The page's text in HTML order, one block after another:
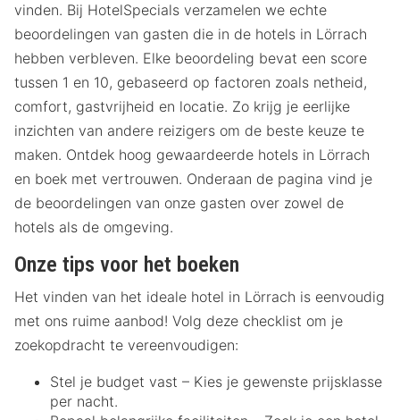
vinden. Bij HotelSpecials verzamelen we echte
beoordelingen van gasten die in de hotels in Lörrach
hebben verbleven. Elke beoordeling bevat een score
tussen 1 en 10, gebaseerd op factoren zoals netheid,
comfort, gastvrijheid en locatie. Zo krijg je eerlijke
inzichten van andere reizigers om de beste keuze te
maken. Ontdek hoog gewaardeerde hotels in Lörrach
en boek met vertrouwen. Onderaan de pagina vind je
de beoordelingen van onze gasten over zowel de
hotels als de omgeving.
Onze tips voor het boeken
Het vinden van het ideale hotel in Lörrach is eenvoudig
met ons ruime aanbod! Volg deze checklist om je
zoekopdracht te vereenvoudigen:
Stel je budget vast – Kies je gewenste prijsklasse
per nacht.